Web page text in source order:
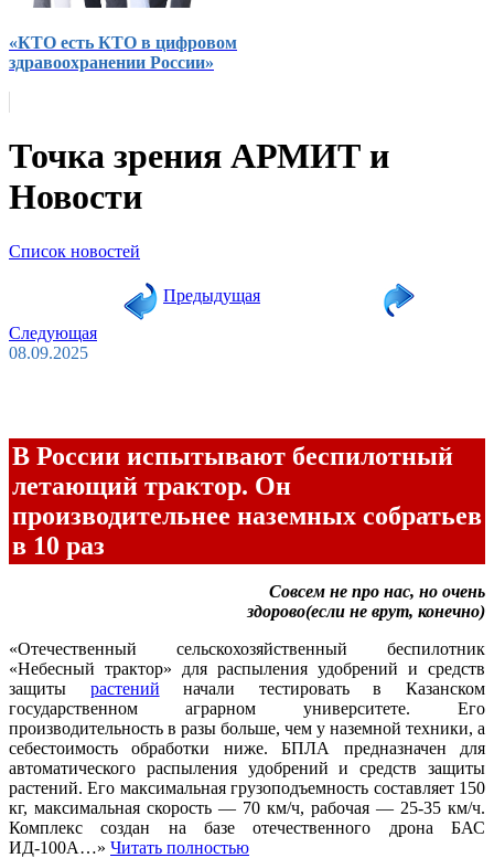
«КТО есть КТО в цифровом
здравоохранении России»
Точка зрения АРМИТ и
Новости
Список новостей
Предыдущая
Следующая
08.09.2025
В России испытывают беспилотный
летающий трактор. Он
производительнее наземных собратьев
в 10 раз
Совсем не про нас, но очень
здорово(если не врут, конечно)
«Отечественный сельскохозяйственный беспилотник
«Небесный трактор» для распыления удобрений и средств
защиты растений начали тестировать в Казанском
государственном аграрном университете. Его
производительность в разы больше, чем у наземной техники, а
себестоимость обработки ниже. БПЛА предназначен для
автоматического распыления удобрений и средств защиты
растений. Его максимальная грузоподъемность составляет 150
кг, максимальная скорость — 70 км/ч, рабочая — 25-35 км/ч.
Комплекс создан на базе отечественного дрона БАС
ИД-100А…» Читать полностью